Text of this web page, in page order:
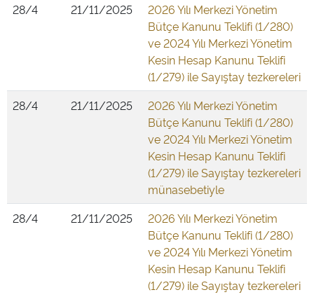
28/4
21/11/2025
2026 Yılı Merkezi Yönetim
Bütçe Kanunu Teklifi (1/280)
ve 2024 Yılı Merkezi Yönetim
Kesin Hesap Kanunu Teklifi
(1/279) ile Sayıştay tezkereleri
28/4
21/11/2025
2026 Yılı Merkezi Yönetim
Bütçe Kanunu Teklifi (1/280)
ve 2024 Yılı Merkezi Yönetim
Kesin Hesap Kanunu Teklifi
(1/279) ile Sayıştay tezkereleri
münasebetiyle
28/4
21/11/2025
2026 Yılı Merkezi Yönetim
Bütçe Kanunu Teklifi (1/280)
ve 2024 Yılı Merkezi Yönetim
Kesin Hesap Kanunu Teklifi
(1/279) ile Sayıştay tezkereleri